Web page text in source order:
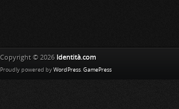
Copyright © 2026 Identità.com
Proudly powered by WordPress. GamePress